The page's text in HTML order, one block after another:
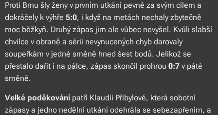
Proti Brnu šly ženy v prvním utkání pevně za svým cílem a
dokráčely k výhře 5:0, i když na metách nechaly zbytečně
moc běžkyň. Druhý zápas jim ale vůbec nevyšel. Kvůli slabší
chvilce v obraně a sérii nevynucených chyb darovaly
soupeřkám v jedné směně hned šest bodů. Jelikož se
přestalo dařit i na pálce, zápas skončil prohrou 0:7 v páté
směně.
Velké poděkování patří Klaudii Přibylové, která sobotní
zápasy a jedno nedělní utkání odehrála se sebezapřením, a